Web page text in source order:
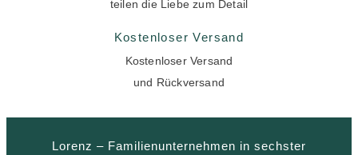
teilen die Liebe zum Detail
Kostenloser Versand
Kostenloser Versand
und Rückversand
Lorenz – Familienunternehmen in sechster